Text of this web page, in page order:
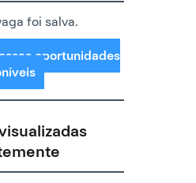
foi salva.
oportunidades